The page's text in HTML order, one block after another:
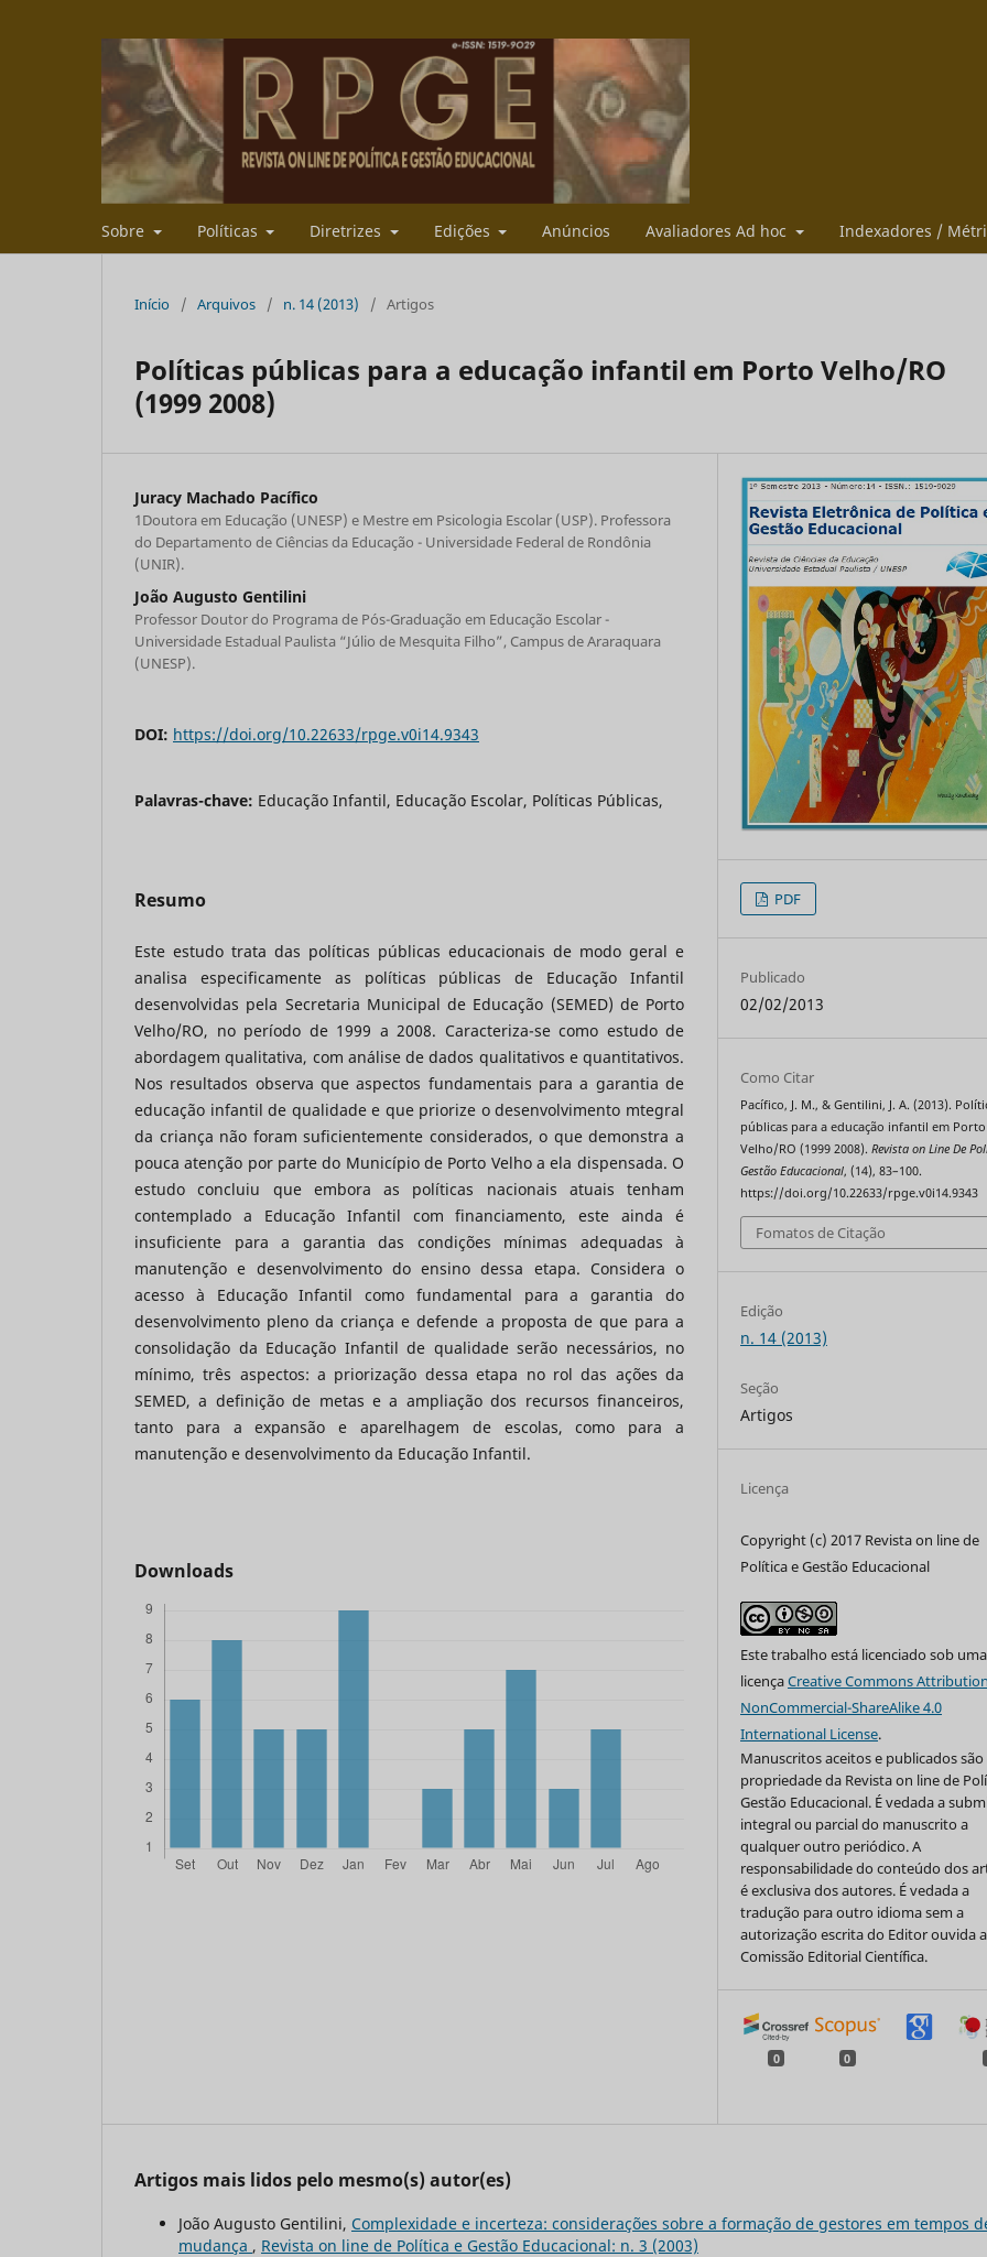
Sobre Políticas Diretrizes Edições Anúncios Avaliadores Ad hoc Indexadores /
Início / Arquivos / n. 14 (2013) / Artigos
Políticas públicas para a educação infantil em Porto Velho/RO
(1999 2008)
Juracy Machado Pacífico
1Doutora em Educação (UNESP) e Mestre em Psicologia Escolar (USP). Professora
do Departamento de Ciências da Educação - Universidade Federal de Rondônia
(UNIR).
João Augusto Gentilini
Professor Doutor do Programa de Pós-Graduação em Educação Escolar -
Universidade Estadual Paulista “Júlio de Mesquita Filho”, Campus de Araraquara
(UNESP).
DOI: https://doi.org/10.22633/rpge.v0i14.9343
Palavras-chave: Educação Infantil, Educação Escolar, Políticas Públicas,
Resumo
Este estudo trata das políticas públicas educacionais de modo geral e
analisa especificamente as políticas públicas de Educação Infantil
desenvolvidas pela Secretaria Municipal de Educação (SEMED) de Porto
Velho/RO, no período de 1999 a 2008. Caracteriza-se como estudo de
abordagem qualitativa, com análise de dados qualitativos e quantitativos.
Nos resultados observa que aspectos fundamentais para a garantia de
educação infantil de qualidade e que priorize o desenvolvimento mtegral
da criança não foram suficientemente considerados, o que demonstra a
pouca atenção por parte do Município de Porto Velho a ela dispensada. O
estudo concluiu que embora as políticas nacionais atuais tenham
contemplado a Educação Infantil com financiamento, este ainda é
insuficiente para a garantia das condições mínimas adequadas à
manutenção e desenvolvimento do ensino dessa etapa. Considera o
acesso à Educação Infantil como fundamental para a garantia do
desenvolvimento pleno da criança e defende a proposta de que para a
consolidação da Educação Infantil de qualidade serão necessários, no
mínimo, três aspectos: a priorização dessa etapa no rol das ações da
SEMED, a definição de metas e a ampliação dos recursos financeiros,
tanto para a expansão e aparelhagem de escolas, como para a
manutenção e desenvolvimento da Educação Infantil.
Downloads
PDF
Publicado
02/02/2013
Como Citar
Pacífico, J. M., & Gentilini, J. A. (2013).
públicas para a educação infantil em Porto
Velho/RO (1999 2008).Revista on Line De
Gestão Educacional, (14), 83–100.
https://doi.org/10.22633/rpge.v0i14.9343
Fomatos de Citação
Edição
n. 14 (2013)
Seção
Artigos
Licença
Copyright (c) 2017 Revista on line de
Política e Gestão Educacional
Este trabalho está licenciado sob uma
licençaCreative Commons
NonCommercial-ShareAlike 4.0
International License.
Manuscritos aceitos e publicados são
propriedade da Revista on line de
Gestão Educacional. É vedada a
integral ou parcial do manuscrito a
qualquer outro periódico. A
responsabilidade do conteúdo dos
é exclusiva dos autores. É vedada a
tradução para outro idioma sem a
autorização escrita do Editor ouvida a
Comissão Editorial Científica.
0 0
Artigos mais lidos pelo mesmo(s) autor(es)
João Augusto Gentilini, Complexidade e incerteza: considerações sobre a formação de gestores em tempos
mudança , Revista on line de Política e Gestão Educacional: n. 3 (2003)